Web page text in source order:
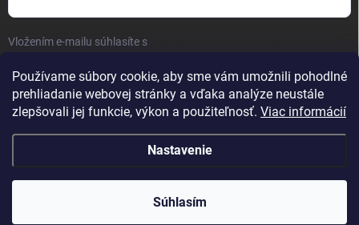
Používame súbory cookie, aby sme vám umožnili pohodlné
prehliadanie webovej stránky a vďaka analýze neustále
zlepšovali jej funkcie, výkon a použiteľnosť. Viac informácií
Nastavenie
Súhlasím
Vložením e-mailu súhlasíte s
Prihlásiť sa
Kaliber SP s.r.o. . Všetky práva vyhradené.